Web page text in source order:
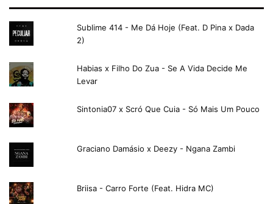
Sublime 414 - Me Dá Hoje (Feat. D Pina x Dada
2)
Habias x Filho Do Zua - Se A Vida Decide Me
Levar
Sintonia07 x Scró Que Cuia - Só Mais Um Pouco
Graciano Damásio x Deezy - Ngana Zambi
Briisa - Carro Forte (Feat. Hidra MC)